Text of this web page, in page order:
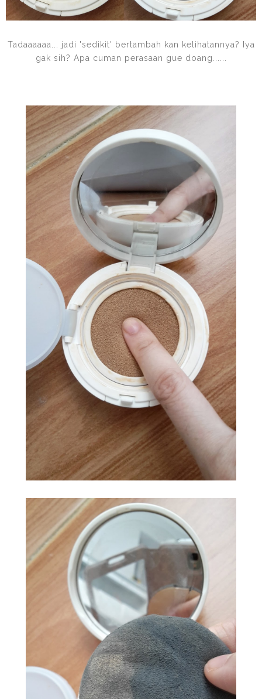
Tadaaaaaa... jadi 'sedikit' bertambah kan kelihatannya? Iya
gak sih? Apa cuman perasaan gue doang......